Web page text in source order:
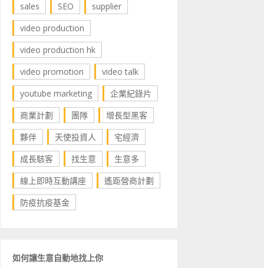
sales
SEO
supplier
video production
video production hk
video promotion
video talk
youtube marketing
企業紀錄片
商業計劃
團隊
增長型黑客
夥伴
天使投資人
宅經濟
成長駭客
找生意
生意多
線上即時互動講座
遙距營商計劃
防疫抗疫基金
如何讓生意自動地找上你